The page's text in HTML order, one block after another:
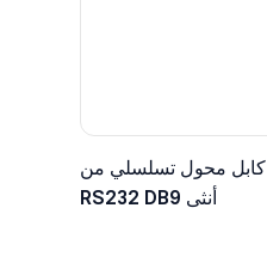
كابل محول تسلسلي من USB 2.0 إلى
RS232 DB9 أنثى